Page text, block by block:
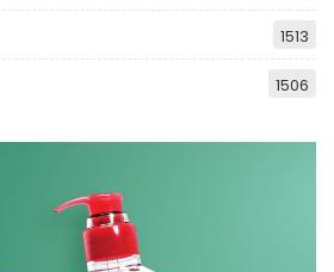
1513
1506